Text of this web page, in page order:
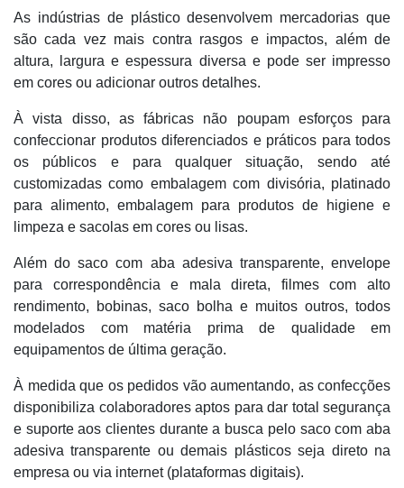
As indústrias de plástico desenvolvem mercadorias que
são cada vez mais contra rasgos e impactos, além de
altura, largura e espessura diversa e pode ser impresso
em cores ou adicionar outros detalhes.
À vista disso, as fábricas não poupam esforços para
confeccionar produtos diferenciados e práticos para todos
os públicos e para qualquer situação, sendo até
customizadas como embalagem com divisória, platinado
para alimento, embalagem para produtos de higiene e
limpeza e sacolas em cores ou lisas.
Além do saco com aba adesiva transparente, envelope
para correspondência e mala direta, filmes com alto
rendimento, bobinas, saco bolha e muitos outros, todos
modelados com matéria prima de qualidade em
equipamentos de última geração.
À medida que os pedidos vão aumentando, as confecções
disponibiliza colaboradores aptos para dar total segurança
e suporte aos clientes durante a busca pelo saco com aba
adesiva transparente ou demais plásticos seja direto na
empresa ou via internet (plataformas digitais).